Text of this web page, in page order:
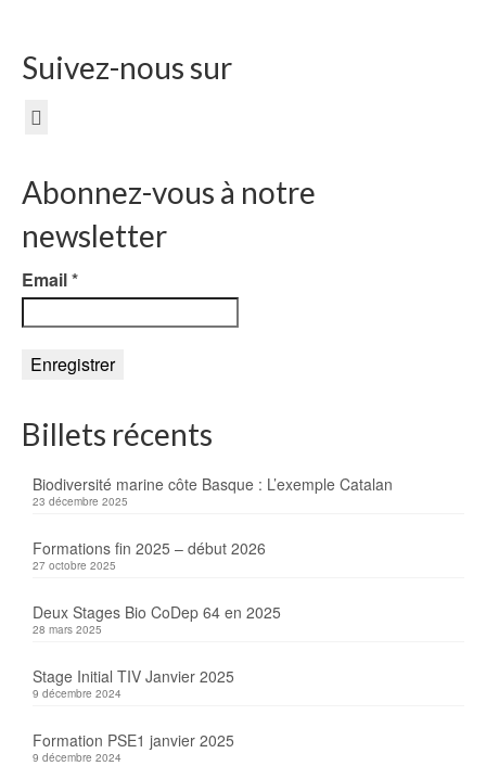
Suivez-nous sur
Abonnez-vous à notre
newsletter
Email*
Billets récents
Biodiversité marine côte Basque : L’exemple Catalan
23 décembre 2025
Formations fin 2025 – début 2026
27 octobre 2025
Deux Stages Bio CoDep 64 en 2025
28 mars 2025
Stage Initial TIV Janvier 2025
9 décembre 2024
Formation PSE1 janvier 2025
9 décembre 2024